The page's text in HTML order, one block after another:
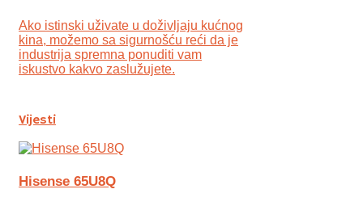
Ako istinski uživate u doživljaju kućnog
kina, možemo sa sigurnošću reći da je
industrija spremna ponuditi vam
iskustvo kakvo zaslužujete.
Vijesti
Hisense 65U8Q